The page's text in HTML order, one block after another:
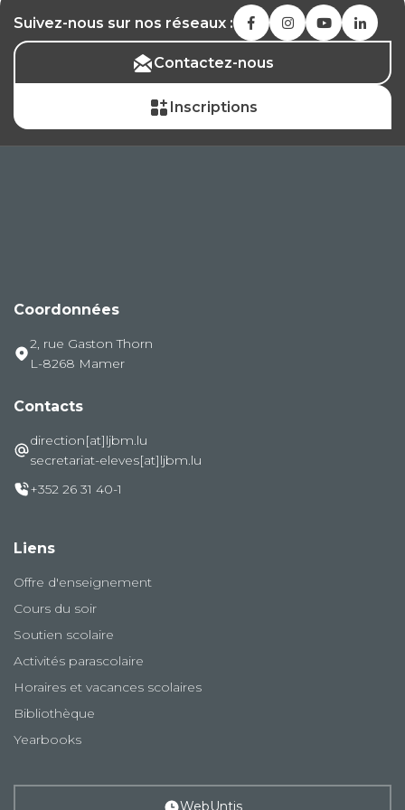
Suivez-nous sur nos réseaux :
Contactez-nous
Inscriptions
Coordonnées
2, rue Gaston Thorn
L-8268 Mamer
Contacts
direction[at]ljbm.lu
secretariat-eleves[at]ljbm.lu
+352 26 31 40-1
Liens
Offre d'enseignement
Cours du soir
Soutien scolaire
Activités parascolaire
Horaires et vacances scolaires
Bibliothèque
Yearbooks
WebUntis